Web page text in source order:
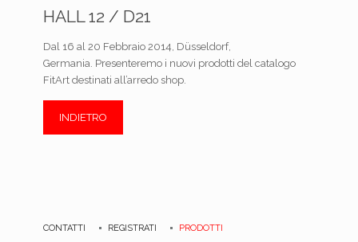
HALL 12 / D21
Dal 16 al 20 Febbraio 2014, Düsseldorf,
Germania. Presenteremo i nuovi prodotti del catalogo
FitArt destinati all’arredo shop.
INDIETRO
CONTATTI REGISTRATI PRODOTTI